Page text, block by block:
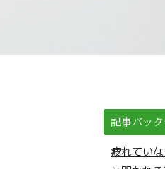
記事バッ
疲れてい